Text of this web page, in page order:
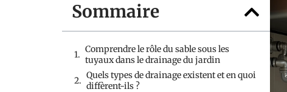
Sommaire
Comprendre le rôle du sable sous les
tuyaux dans le drainage du jardin
Quels types de drainage existent et en quoi
diffèrent-ils ?